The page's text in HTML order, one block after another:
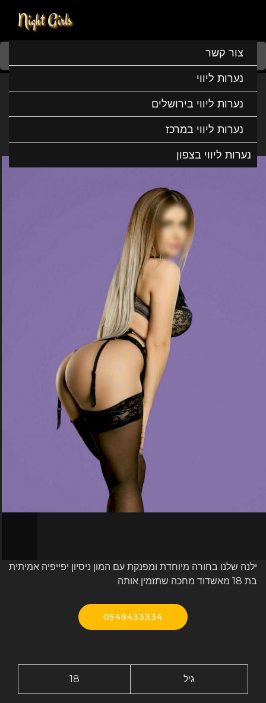
Night Girls
צור קשר
נערות ליווי
נערות ליווי בירושלים
נערות ליווי במרכז
נערות ליווי בצפון
Home נערות ליווי
ילנה יפייפיה ומשגעת
ילנה יפייפיה ומשגעת
ילנה שלנו בחורה מיוחדת ומפנקת עם המון ניסיון יפייפיה אמיתית
בת 18 מאשדוד מחכה שתזמין אותה
0549433334
18 גיל